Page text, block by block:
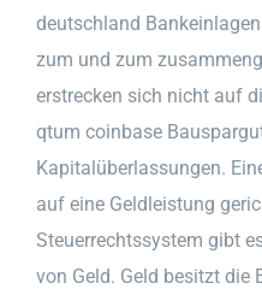
deutschland
zum und zum
erstrecken sich nicht auf
qtum coinbase
Kapitalüberlassungen.
auf eine Geldleistung
Steuerrechtssystem gibt
von Geld. Geld besitzt die